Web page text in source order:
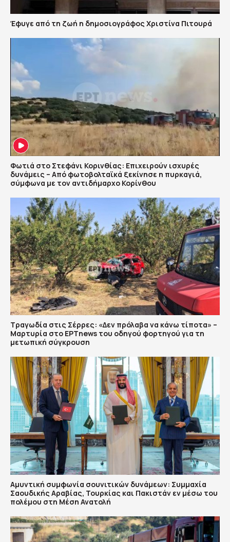
Έφυγε από τη ζωή η δημοσιογράφος Χριστίνα Πιτουρά
Φωτιά στο Στεφάνι Κορινθίας: Επιχειρούν ισχυρές
δυνάμεις – Από φωτοβολταϊκά ξεκίνησε η πυρκαγιά,
σύμφωνα με τον αντιδήμαρχο Κορίνθου
Τραγωδία στις Σέρρες: «Δεν πρόλαβα να κάνω τίποτα» –
Μαρτυρία στο ΕΡΤnews του οδηγού φορτηγού για τη
μετωπική σύγκρουση
Αμυντική συμφωνία σουνιτικών δυνάμεων: Συμμαχία
Σαουδικής Αραβίας, Τουρκίας και Πακιστάν εν μέσω του
πολέμου στη Μέση Ανατολή